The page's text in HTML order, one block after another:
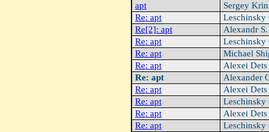
apt
Sergey
Re: apt
Re[2]: apt
Alexandr
Re: apt
Re: apt
Michael
Re: apt
Alexei Dets
Re: apt
Alexander
Re: apt
Alexei Dets
Re: apt
Re: apt
Alexei Dets
Re: apt